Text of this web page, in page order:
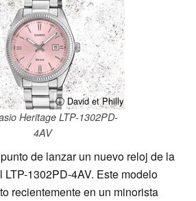
ⓘ David et Philly
Heritage LTP-1302PD-
4AV
de lanzar un nuevo reloj de la
1302PD-4AV. Este modelo
recientemente en un minorista